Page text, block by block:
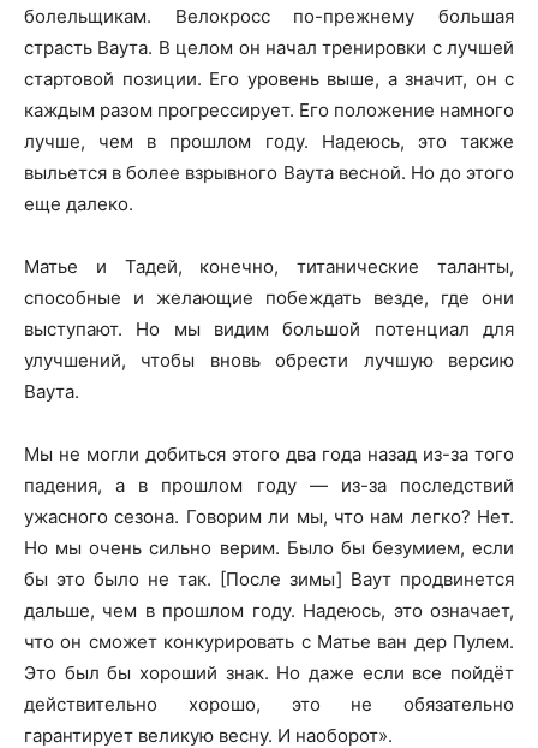
болельщикам. Велокросс по-прежнему большая
страсть Ваута. В целом он начал тренировки с лучшей
стартовой позиции. Его уровень выше, а значит, он с
каждым разом прогрессирует. Его положение намного
лучше, чем в прошлом году. Надеюсь, это также
выльется в более взрывного Ваута весной. Но до этого
еще далеко.
Матье и Тадей, конечно, титанические таланты,
способные и желающие побеждать везде, где они
выступают. Но мы видим большой потенциал для
улучшений, чтобы вновь обрести лучшую версию
Ваута.
Мы не могли добиться этого два года назад из-за того
падения, а в прошлом году — из-за последствий
ужасного сезона. Говорим ли мы, что нам легко? Нет.
Но мы очень сильно верим. Было бы безумием, если
бы это было не так. [После зимы] Ваут продвинется
дальше, чем в прошлом году. Надеюсь, это означает,
что он сможет конкурировать с Матье ван дер Пулем.
Это был бы хороший знак. Но даже если все пойдёт
действительно хорошо, это не обязательно
гарантирует великую весну. И наоборот».